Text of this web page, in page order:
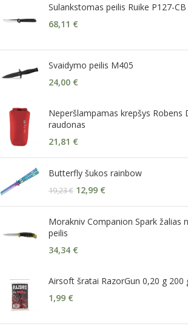
Sulankstomas peilis Ruike P127-CB
68,11 €
Svaidymo peilis M405
24,00 €
Neperšlampamas krepšys Robens
raudonas
21,81 €
Butterfly šukos rainbow
19,23€ 12,99 €
Morakniv Companion Spark žalias
peilis
34,34 €
Airsoft šratai RazorGun 0,20 g 200
1,99 €